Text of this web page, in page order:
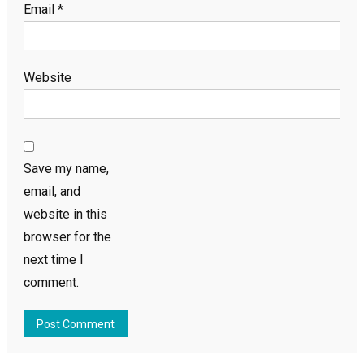
Email *
Website
Save my name,
email, and
website in this
browser for the
next time I
comment.